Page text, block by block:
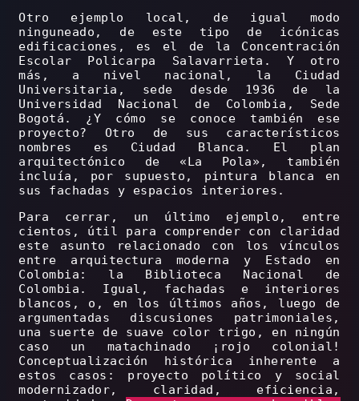
Otro ejemplo local, de igual modo
ninguneado, de este tipo de icónicas
edificaciones, es el de la Concentración
Escolar Policarpa Salavarrieta. Y otro
más, a nivel nacional, la Ciudad
Universitaria, sede desde 1936 de la
Universidad Nacional de Colombia, Sede
Bogotá. ¿Y cómo se conoce también ese
proyecto? Otro de sus característicos
nombres es Ciudad Blanca. El plan
arquitectónico de «La Pola», también
incluía, por supuesto, pintura blanca en
sus fachadas y espacios interiores.
Para cerrar, un último ejemplo, entre
cientos, útil para comprender con claridad
este asunto relacionado con los vínculos
entre arquitectura moderna y Estado en
Colombia: la Biblioteca Nacional de
Colombia. Igual, fachadas e interiores
blancos, o, en los últimos años, luego de
argumentadas discusiones patrimoniales,
una suerte de suave color trigo, en ningún
caso un matachinado ¡rojo colonial!
Conceptualización histórica inherente a
estos casos: proyecto político y social
modernizador, claridad, eficiencia,